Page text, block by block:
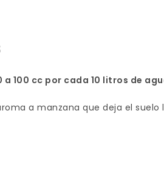
a 100 cc por cada 10 litros de
a manzana que deja el